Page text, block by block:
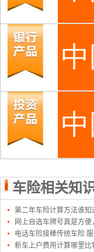
车险相关知
第二年车险计算方法谁知
网上自选车牌号真是方
电话车险接棒传统车险
新车上户费用计算哪里